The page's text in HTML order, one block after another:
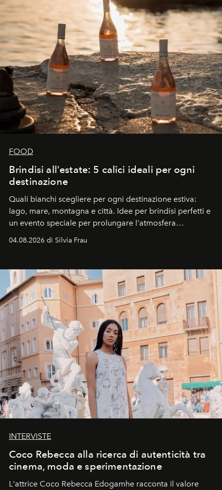
FOOD
Brindisi all'estate: 5 calici ideali per ogni
destinazione
Quali bianchi scegliere per ogni destinazione estiva:
lago, mare, montagna e città. Idee per brindisi perfetti e
un evento speciale per prolungare l'atmosfera
04.08.2026 di Silvia Frau
INTERVISTE
Coco Rebecca alla ricerca di autenticità tra
cinema, moda e sperimentazione
L'attrice Coco Rebecca Edogamhe racconta il valore